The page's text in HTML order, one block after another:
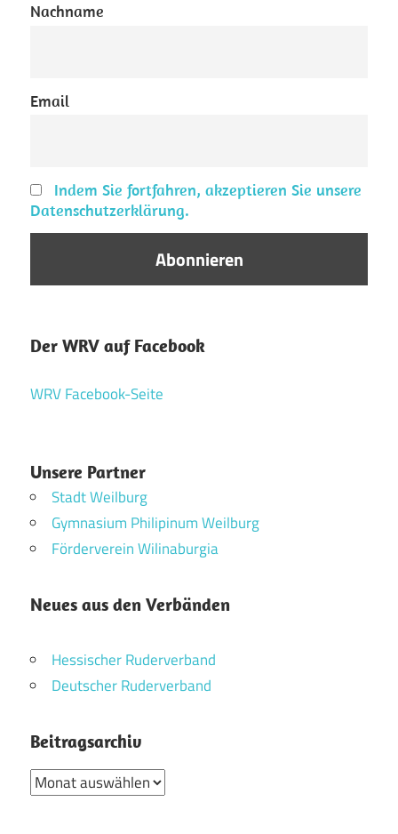
Nachname
Email
Indem Sie fortfahren, akzeptieren Sie unsere
Datenschutzerklärung.
Der WRV auf Facebook
WRV Facebook-Seite
Unsere Partner
Stadt Weilburg
Gymnasium Philipinum Weilburg
Förderverein Wilinaburgia
Neues aus den Verbänden
Hessischer Ruderverband
Deutscher Ruderverband
Beitragsarchiv
Beitragsarchiv